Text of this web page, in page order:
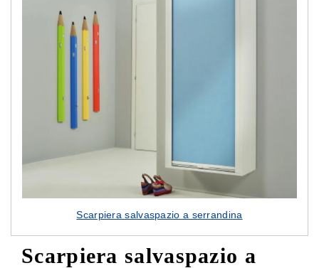
Scarpiera salvaspazio a serrandina
Scarpiera salvaspazio a